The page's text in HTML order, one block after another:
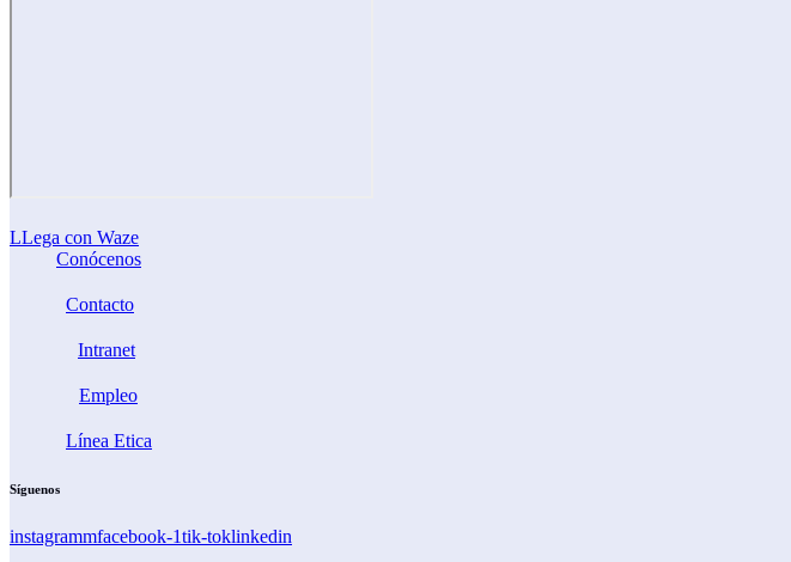
LLega con Waze
Conócenos
Contacto
Intranet
Empleo
Línea Etica
Síguenos
instagrammfacebook-1tik-toklinkedin